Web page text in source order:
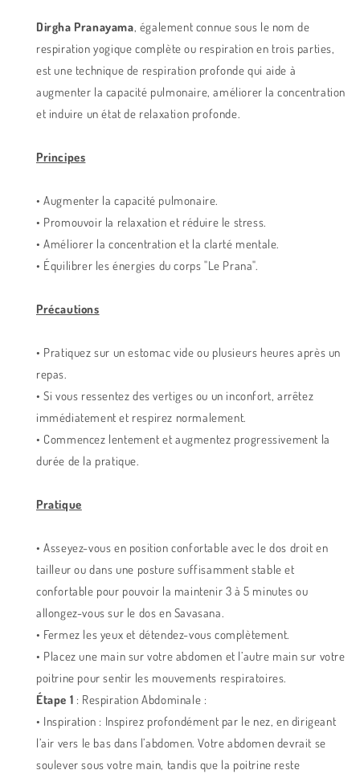
Dirgha Pranayama, également connue sous le nom de
respiration yogique complète ou respiration en trois parties,
est une technique de respiration profonde qui aide à
augmenter la capacité pulmonaire, améliorer la concentration
et induire un état de relaxation profonde.
Principes
• Augmenter la capacité pulmonaire.
• Promouvoir la relaxation et réduire le stress.
• Améliorer la concentration et la clarté mentale.
• Équilibrer les énergies du corps "Le Prana".
Précautions
• Pratiquez sur un estomac vide ou plusieurs heures après un
repas.
• Si vous ressentez des vertiges ou un inconfort, arrêtez
immédiatement et respirez normalement.
• Commencez lentement et augmentez progressivement la
durée de la pratique.
Pratique
• Asseyez-vous en position confortable avec le dos droit en
tailleur ou dans une posture suffisamment stable et
confortable pour pouvoir la maintenir 3 à 5 minutes ou
allongez-vous sur le dos en Savasana.
• Fermez les yeux et détendez-vous complètement.
• Placez une main sur votre abdomen et l’autre main sur votre
poitrine pour sentir les mouvements respiratoires.
Étape 1 : Respiration Abdominale :
• Inspiration : Inspirez profondément par le nez, en dirigeant
l’air vers le bas dans l’abdomen. Votre abdomen devrait se
soulever sous votre main, tandis que la poitrine reste